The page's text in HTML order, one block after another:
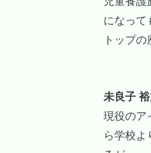
になって
トップの
未良子
現役のア
ら学校